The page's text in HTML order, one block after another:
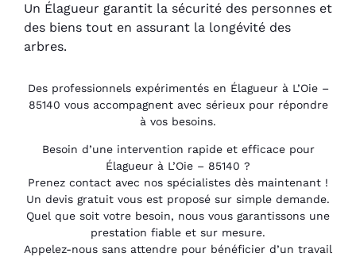
Un Élagueur garantit la sécurité des personnes et
des biens tout en assurant la longévité des
arbres.
Des professionnels expérimentés en Élagueur à L’Oie –
85140 vous accompagnent avec sérieux pour répondre
à vos besoins.
Besoin d’une intervention rapide et efficace pour
Élagueur à L’Oie – 85140 ?
Prenez contact avec nos spécialistes dès maintenant !
Un devis gratuit vous est proposé sur simple demande.
Quel que soit votre besoin, nous vous garantissons une
prestation fiable et sur mesure.
Appelez-nous sans attendre pour bénéficier d’un travail